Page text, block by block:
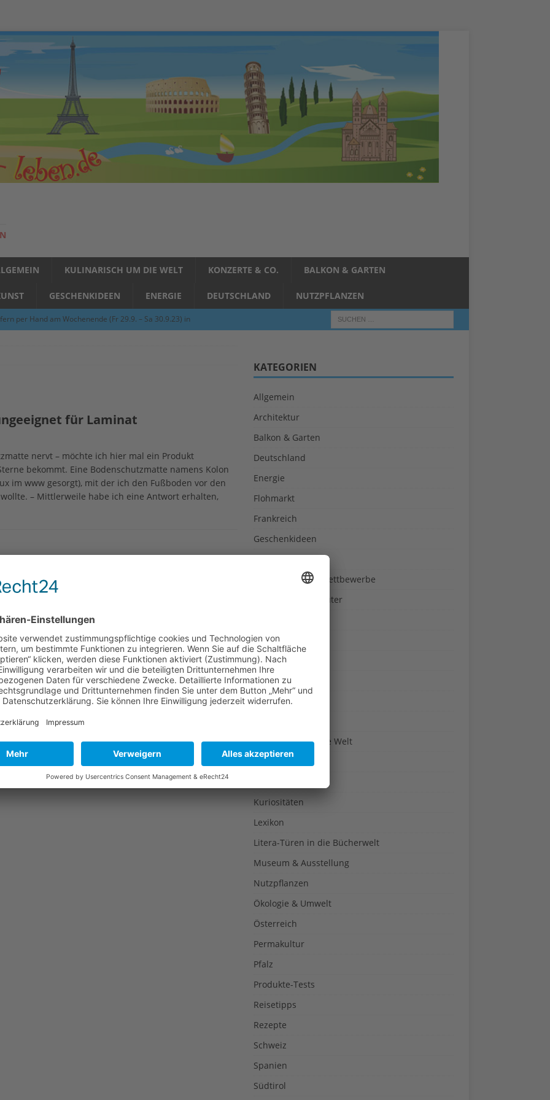
KULINARISCH UM DIE WELT KONZERTE & CO. BALKON & GARTEN
GESCHENKIDEEN ENERGIE DEUTSCHLAND NUTZPFLANZEN
per Hand am Wochenende (Fr 29.9. – Sa 30.9.23) in
Hand am Abend in Limburgerhof
ALLGEMEIN
(Herbstgrasmilben, Erntemilben) sind unterwegs: Das große
für Laminat
nervt – möchte ich hier mal ein Produkt
bekommt. Eine Bodenschutzmatte namens Kolon
im www gesorgt), mit der ich den Fußboden vor den
– Mittlerweile habe ich eine Antwort erhalten,
KATEGORIEN
Allgemein
Architektur
Balkon & Garten
Deutschland
Energie
Flohmarkt
Frankreich
Geschenkideen
Gewinnspiele & Wettbewerbe
Gewürze und Kräuter
Hochwasser
Ideen-Reich
Italien
Japan
Kulinarisch um die Welt
Kultur
Kuriositäten
Lexikon
Litera-Türen in die Bücherwelt
Museum & Ausstellung
Nutzpflanzen
Ökologie & Umwelt
Österreich
Permakultur
Pfalz
Produkte-Tests
Reisetipps
Rezepte
Schweiz
Spanien
Südtirol